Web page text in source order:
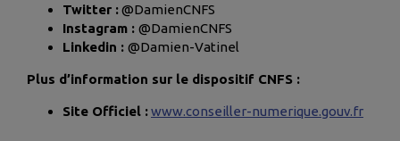
Twitter :@DamienCNFS
Instagram : @DamienCNFS
Linkedin : @Damien-Vatinel
Plus d’information sur le dispositif CNFS :
Site Officiel :www.conseiller-numerique.gouv.fr